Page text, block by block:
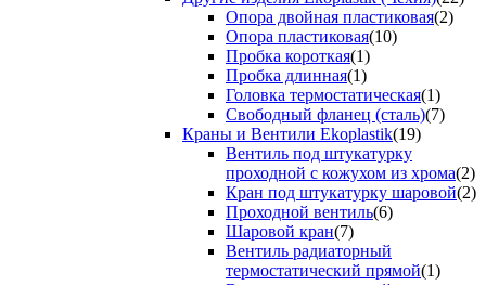
Опора двойная пластиковая(2)
Опора пластиковая(10)
Пробка короткая(1)
Пробка длинная(1)
Головка термостатическая(1)
Свободный фланец (сталь)(7)
Краны и Вентили Ekoplastik(19)
Вентиль под штукатурку
проходной с кожухом из хрома(2)
Кран под штукатурку шаровой(2)
Проходной вентиль(6)
Шаровой кран(7)
Вентиль радиаторный
термостатический прямой(1)